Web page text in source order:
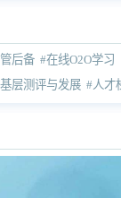
后备 #在线O2O学习
层测评与发展 #人才